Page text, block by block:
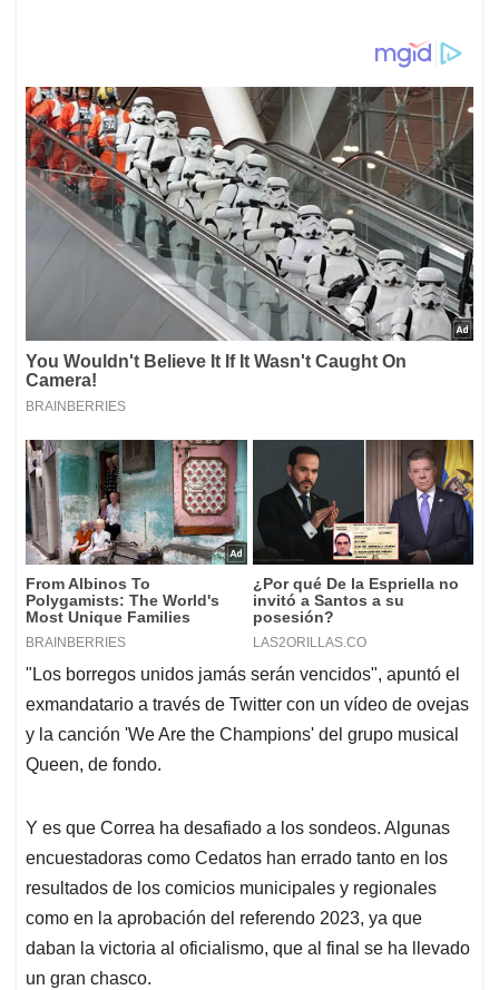
"Los borregos unidos jamás serán vencidos", apuntó el
exmandatario a través de Twitter con un vídeo de ovejas
y la canción 'We Are the Champions' del grupo musical
Queen, de fondo.
Y es que Correa ha desafiado a los sondeos. Algunas
encuestadoras como Cedatos han errado tanto en los
resultados de los comicios municipales y regionales
como en la aprobación del referendo 2023, ya que
daban la victoria al oficialismo, que al final se ha llevado
un gran chasco.